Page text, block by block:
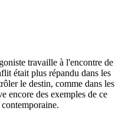
travaille à l'encontre de
était plus répandu dans les
le destin, comme dans les
encore des exemples de ce